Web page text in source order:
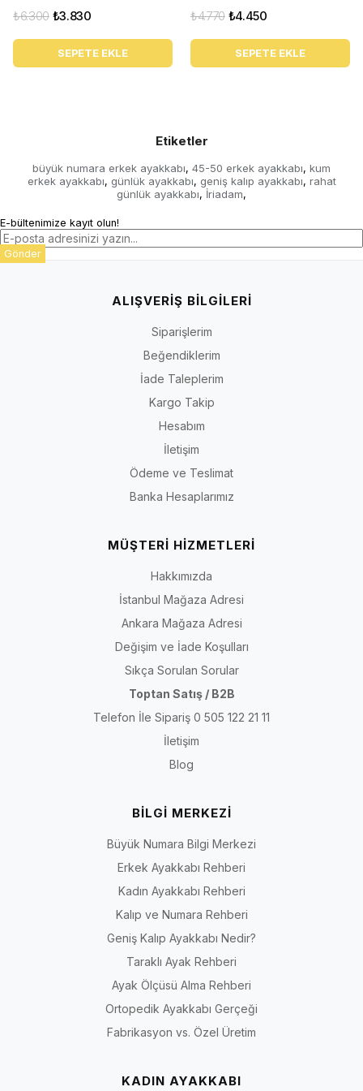
₺3.830
₺6.300
SEPETE EKLE
₺4.450
₺4.770
SEPETE EKLE
Etiketler
büyük numara erkek ayakkabı, 45-50 erkek ayakkabı, kum
erkek ayakkabı, günlük ayakkabı, geniş kalıp ayakkabı, rahat
günlük ayakkabı, İriadam,
E-bültenimize kayıt olun!
Gönder
ALIŞVERİŞ BİLGİLERİ
Siparişlerim
Beğendiklerim
İade Taleplerim
Kargo Takip
Hesabım
İletişim
Ödeme ve Teslimat
Banka Hesaplarımız
MÜŞTERİ HİZMETLERİ
Hakkımızda
İstanbul Mağaza Adresi
Ankara Mağaza Adresi
Değişim ve İade Koşulları
Sıkça Sorulan Sorular
Toptan Satış / B2B
Telefon İle Sipariş 0 505 122 21 11
İletişim
Blog
BİLGİ MERKEZİ
Büyük Numara Bilgi Merkezi
Erkek Ayakkabı Rehberi
Kadın Ayakkabı Rehberi
Kalıp ve Numara Rehberi
Geniş Kalıp Ayakkabı Nedir?
Taraklı Ayak Rehberi
Ayak Ölçüsü Alma Rehberi
Ortopedik Ayakkabı Gerçeği
Fabrikasyon vs. Özel Üretim
KADIN AYAKKABI